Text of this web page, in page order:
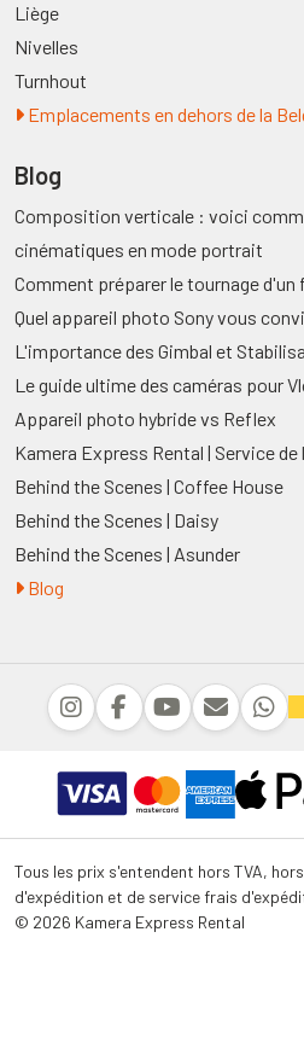
Liège
Nivelles
Turnhout
Emplacements en dehors de la
Blog
Composition verticale : voici
cinématiques en mode portrait
Comment préparer le tournage d'un
Quel appareil photo Sony vous
L'importance des Gimbal et
Le guide ultime des caméras pour
Appareil photo hybride vs Reflex
Kamera Express Rental | Service
Behind the Scenes | Coffee House
Behind the Scenes | Daisy
Behind the Scenes | Asunder
Blog
Tous les prix s'entendent hors TVA,
d'expédition et de service frais
© 2026 Kamera Express Rental